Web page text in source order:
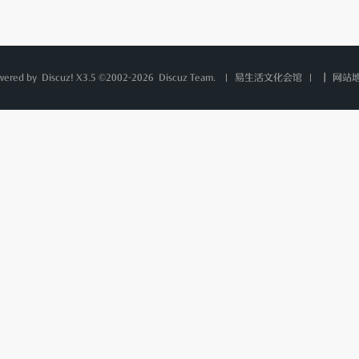
by Discuz! X3.5 ©2002-2026 Discuz Team. 易生活文化会馆 网站